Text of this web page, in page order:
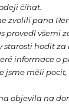
číhat.
zvolili pana
provedl všemi
starosti hodit
informace o
jsme měli pocit,
objevila na